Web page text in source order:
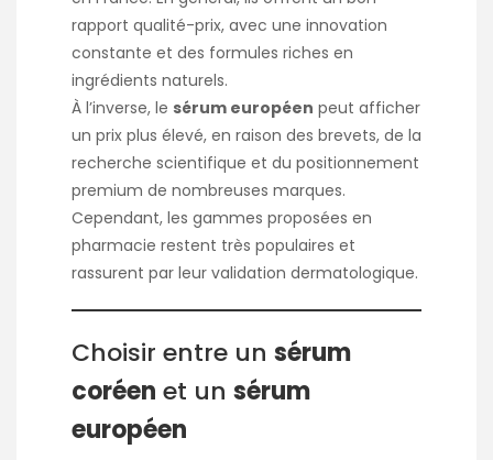
rapport qualité-prix, avec une innovation
constante et des formules riches en
ingrédients naturels.
À l’inverse, le sérum européen peut afficher
un prix plus élevé, en raison des brevets, de la
recherche scientifique et du positionnement
premium de nombreuses marques.
Cependant, les gammes proposées en
pharmacie restent très populaires et
rassurent par leur validation dermatologique.
Choisir entre un sérum
coréen et un sérum
européen